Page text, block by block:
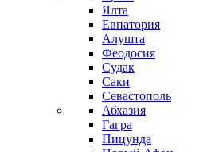
Ялта
Евпатория
Алушта
Феодосия
Судак
Саки
Севастополь
Абхазия
Гагра
Пицунда